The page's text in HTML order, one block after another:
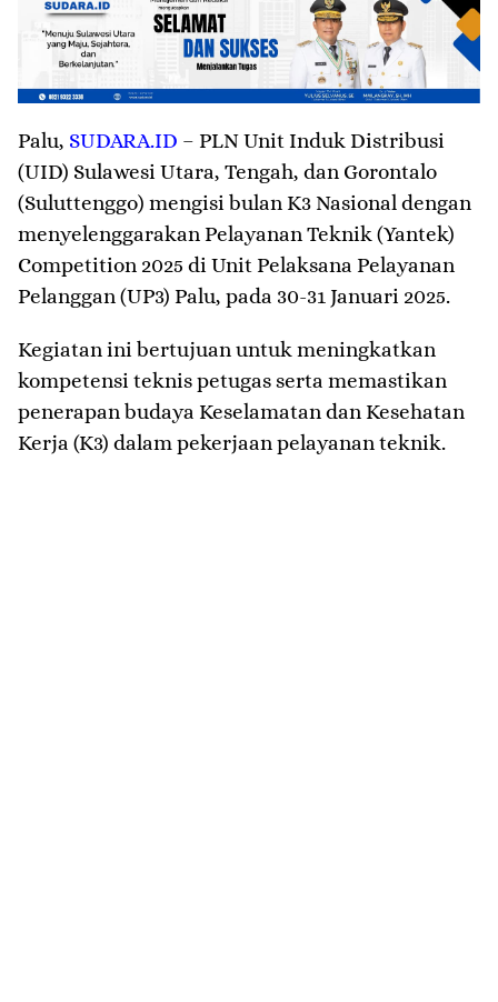
Palu, SUDARA.ID – PLN Unit Induk Distribusi
(UID) Sulawesi Utara, Tengah, dan Gorontalo
(Suluttenggo) mengisi bulan K3 Nasional dengan
menyelenggarakan Pelayanan Teknik (Yantek)
Competition 2025 di Unit Pelaksana Pelayanan
Pelanggan (UP3) Palu, pada 30-31 Januari 2025.
Kegiatan ini bertujuan untuk meningkatkan
kompetensi teknis petugas serta memastikan
penerapan budaya Keselamatan dan Kesehatan
Kerja (K3) dalam pekerjaan pelayanan teknik.